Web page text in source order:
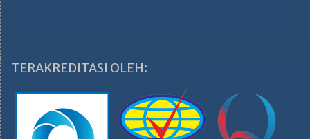
TERAKREDITASI OLEH: